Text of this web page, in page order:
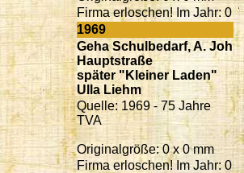
Firma erloschen! Im Jahr: 0
1969
Geha Schulbedarf, A. Joh
Hauptstraße
später "Kleiner Laden"
Ulla Liehm
Quelle: 1969 - 75 Jahre
TVA
Originalgröße: 0 x 0 mm
Firma erloschen! Im Jahr: 0